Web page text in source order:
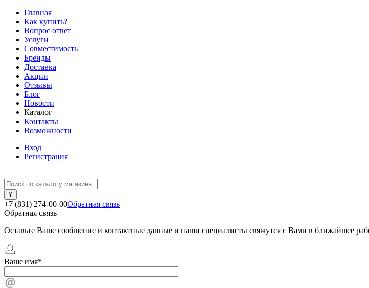
Главная
Как купить?
Вопрос ответ
Услуги
Совместимость
Бренды
Доставка
Акции
Отзывы
Блог
Новости
Каталог
Контакты
Возможности
Вход
Регистрация
+7 (831) 274-00-00Обратная связь
Обратная связь
Оставьте Ваше сообщение и контактные данные и наши специалисты свяжутся с Вами в ближайшее
Ваше имя*